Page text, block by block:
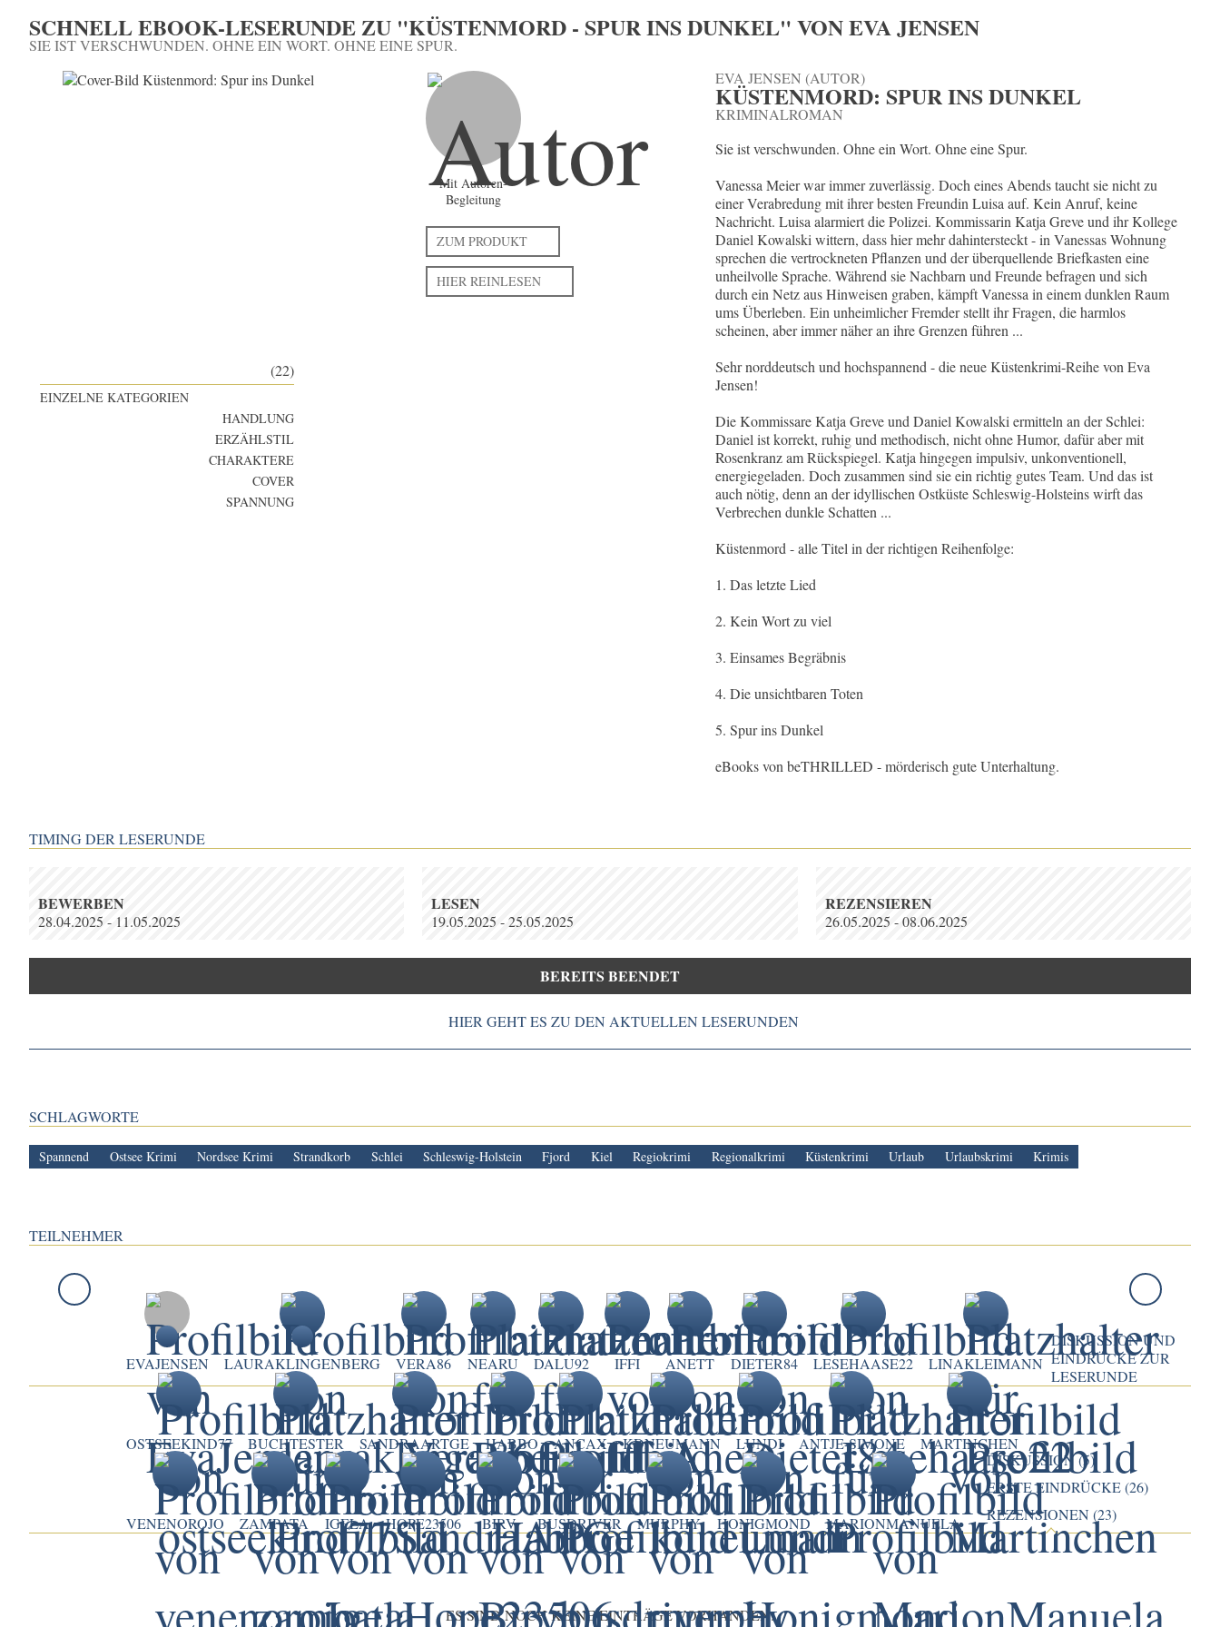
SCHNELL EBOOK-LESERUNDE ZU "KÜSTENMORD - SPUR INS DUNKEL" VON EVA JENSEN
SIE IST VERSCHWUNDEN. OHNE EIN WORT. OHNE EINE SPUR.
(22)
EINZELNE KATEGORIEN
HANDLUNG
ERZÄHLSTIL
CHARAKTERE
COVER
SPANNUNG
Mit Autoren-
Begleitung
ZUM PRODUKT
HIER REINLESEN
EVA JENSEN (AUTOR)
KÜSTENMORD: SPUR INS DUNKEL
KRIMINALROMAN
Sie ist verschwunden. Ohne ein Wort. Ohne eine Spur.
Vanessa Meier war immer zuverlässig. Doch eines Abends taucht sie nicht zu
einer Verabredung mit ihrer besten Freundin Luisa auf. Kein Anruf, keine
Nachricht. Luisa alarmiert die Polizei. Kommissarin Katja Greve und ihr Kollege
Daniel Kowalski wittern, dass hier mehr dahintersteckt - in Vanessas Wohnung
sprechen die vertrockneten Pflanzen und der überquellende Briefkasten eine
unheilvolle Sprache. Während sie Nachbarn und Freunde befragen und sich
durch ein Netz aus Hinweisen graben, kämpft Vanessa in einem dunklen Raum
ums Überleben. Ein unheimlicher Fremder stellt ihr Fragen, die harmlos
scheinen, aber immer näher an ihre Grenzen führen ...
Sehr norddeutsch und hochspannend - die neue Küstenkrimi-Reihe von Eva
Jensen!
Die Kommissare Katja Greve und Daniel Kowalski ermitteln an der Schlei:
Daniel ist korrekt, ruhig und methodisch, nicht ohne Humor, dafür aber mit
Rosenkranz am Rückspiegel. Katja hingegen impulsiv, unkonventionell,
energiegeladen. Doch zusammen sind sie ein richtig gutes Team. Und das ist
auch nötig, denn an der idyllischen Ostküste Schleswig-Holsteins wirft das
Verbrechen dunkle Schatten ...
Küstenmord - alle Titel in der richtigen Reihenfolge:
1. Das letzte Lied
2. Kein Wort zu viel
3. Einsames Begräbnis
4. Die unsichtbaren Toten
5. Spur ins Dunkel
eBooks von beTHRILLED - mörderisch gute Unterhaltung.
TIMING DER LESERUNDE
BEWERBEN
28.04.2025 - 11.05.2025
LESEN
19.05.2025 - 25.05.2025
REZENSIEREN
26.05.2025 - 08.06.2025
BEREITS BEENDET
HIER GEHT ES ZU DEN AKTUELLEN LESERUNDEN
SCHLAGWORTE
Spannend Ostsee Krimi Nordsee Krimi Strandkorb Schlei Schleswig-Holstein Fjord Kiel Regiokrimi Regionalkrimi Küstenkrimi Urlaub Urlaubskrimi Krimis
TEILNEHMER
EVAJENSEN LAURAKLINGENBERG VERA86 NEARU DALU92 IFFI ANETT DIETER84 LESEHAASE22 LINAKLEIMANN
OSTSEEKIND77 BUCHTESTER SANDRAARTGE HABBO ANCAX KDNEUMANN LUNDI ANTJE-SIMONE MARTINCHEN
VENENOROJO ZAMPATA IGELA HOPE23506 BIRV BUSDRIVER MURPHY HONIGMOND MARIONMANUELA
DISKUSSION UND
EINDRÜCKE ZUR
LESERUNDE
DISKUSSION (5)
ERSTE EINDRÜCKE (26)
REZENSIONEN (23)
ES SIND NOCH KEINE EINTRÄGE VORHANDEN.